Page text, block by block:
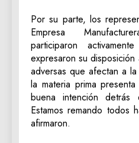
Por su parte, los
Empresa
participaron
expresaron su
adversas que afectan a
la materia prima
buena intención detrás
Estamos remando todos
afirmaron.